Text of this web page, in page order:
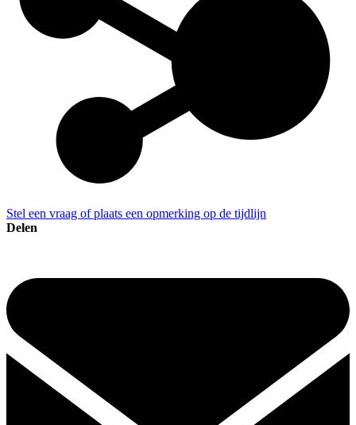
Stel een vraag of plaats een opmerking op de tijdlijn
Delen